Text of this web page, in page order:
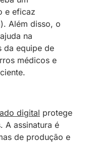
e eficaz
Além disso, o
na
da equipe de
médicos e
digital protege
A assinatura é
de produção e